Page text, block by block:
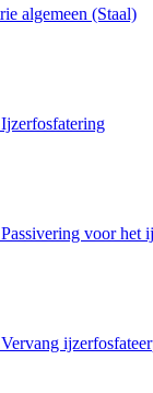
algemeen (Staal)
Ijzerfosfatering
Passivering voor het
Vervang